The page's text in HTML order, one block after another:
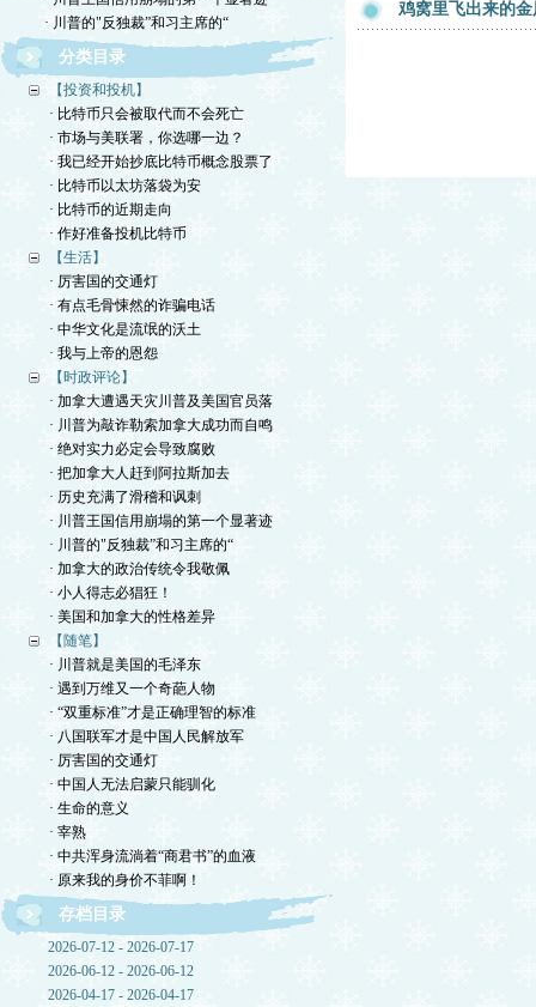
· 川普的"反独裁”和习主席的“
分类目录
【投资和投机】
· 比特币只会被取代而不会死亡
· 市场与美联署，你选哪一边？
· 我已经开始抄底比特币概念股票了
· 比特币以太坊落袋为安
· 比特币的近期走向
· 作好准备投机比特币
【生活】
· 厉害国的交通灯
· 有点毛骨悚然的诈骗电话
· 中华文化是流氓的沃土
· 我与上帝的恩怨
【时政评论】
· 加拿大遭遇天灾川普及美国官员落
· 川普为敲诈勒索加拿大成功而自鸣
· 绝对实力必定会导致腐败
· 把加拿大人赶到阿拉斯加去
· 历史充满了滑稽和讽刺
· 川普王国信用崩塌的第一个显著迹
· 川普的"反独裁”和习主席的“
· 加拿大的政治传统令我敬佩
· 小人得志必猖狂！
· 美国和加拿大的性格差异
【随笔】
· 川普就是美国的毛泽东
· 遇到万维又一个奇葩人物
· “双重标准”才是正确理智的标准
· 八国联军才是中国人民解放军
· 厉害国的交通灯
· 中国人无法启蒙只能驯化
· 生命的意义
· 宰熟
· 中共浑身流淌着“商君书”的血液
· 原来我的身价不菲啊！
存档目录
2026-07-12 - 2026-07-17
2026-06-12 - 2026-06-12
2026-04-17 - 2026-04-17
鸡窝里飞出来的金